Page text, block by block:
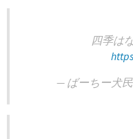
四季は
— ばーちー犬